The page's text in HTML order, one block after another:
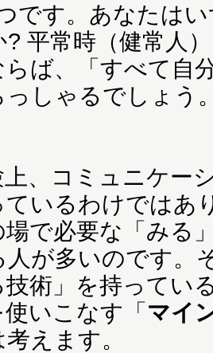
です。あなたは
平常時（健常人
らば、「すべて自
っしゃるでしょう
、コミュニケー
ているわけではあ
で必要な「みる
人が多いのです。
術」を持ってい
いこなす「マイ
えます。